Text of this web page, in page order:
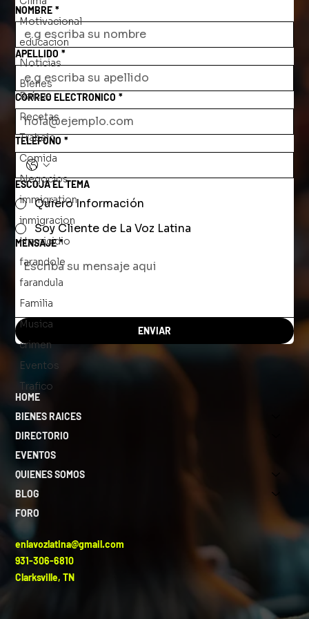
Motivacional
educacion
Noticias
Bienes
Raíces
Recetas
Trabajo
Comida
Negocios
immigration
inmigracion
Homicidio
farandole
farandula
Familia
Musica
crimen
Eventos
Trafico
NOMBRE *
APELLIDO *
CORREO ELECTRONICO *
TELEFONO *
ESCOJA EL TEMA
Quiero Información
Soy Cliente de La Voz Latina
MENSAJE *
ENVIAR
HOME
BIENES RAICES
DIRECTORIO
EVENTOS
QUIENES SOMOS
BLOG
FORO
enlavozlatina@gmail.com
931-306-6810
Clarksville, TN